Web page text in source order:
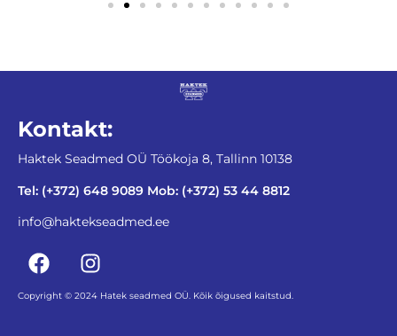
Kontakt:
Haktek Seadmed OÜ Töökoja 8, Tallinn 10138
Tel: (+372) 648 9089 Mob: (+372) 53 44 8812
info@haktekseadmed.ee
Copyright © 2024 Hatek seadmed OÜ. Kõik õigused kaitstud.